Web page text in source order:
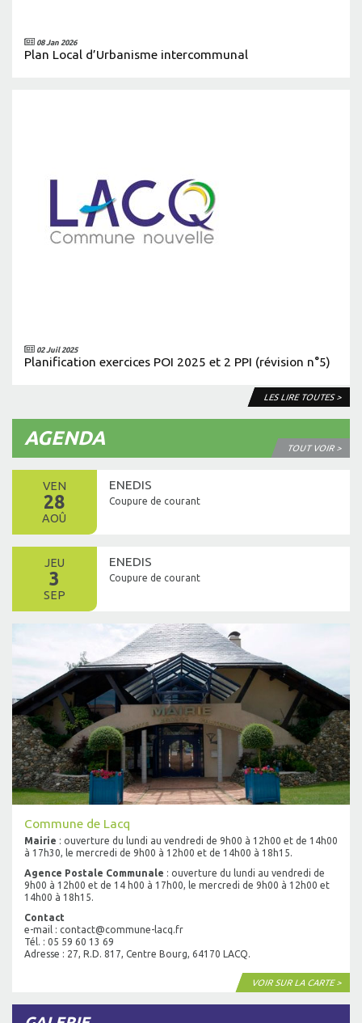
08 Jan 2026
Plan Local d’Urbanisme intercommunal
02 Juil 2025
Planification exercices POI 2025 et 2 PPI (révision n°5)
LES LIRE TOUTES >
AGENDA TOUT VOIR >
VEN
28
AOÛ
ENEDIS
Coupure de courant
JEU
3
SEP
ENEDIS
Coupure de courant
Commune de Lacq
Mairie : ouverture du lundi au vendredi de 9h00 à 12h00 et de 14h00
à 17h30, le mercredi de 9h00 à 12h00 et de 14h00 à 18h15.
Agence Postale Communale : ouverture du lundi au vendredi de
9h00 à 12h00 et de 14 h00 à 17h00, le mercredi de 9h00 à 12h00 et
14h00 à 18h15.
Contact
e-mail : contact@commune-lacq.fr
Tél. : 05 59 60 13 69
Adresse : 27, R.D. 817, Centre Bourg, 64170 LACQ.
VOIR SUR LA CARTE >